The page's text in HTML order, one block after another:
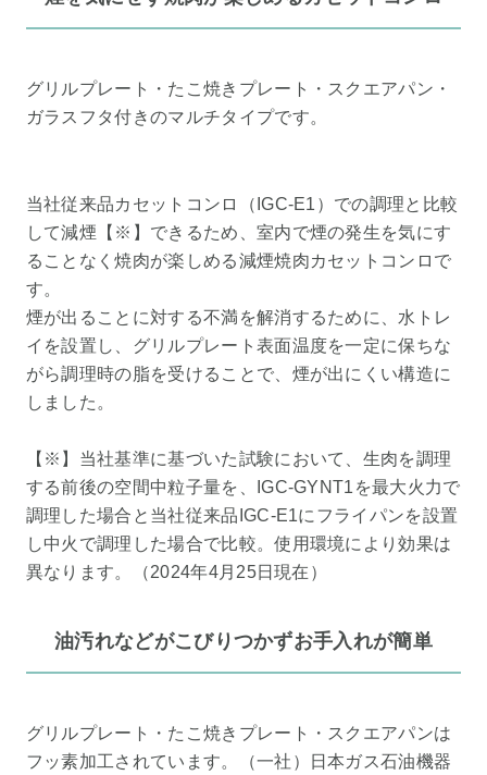
グリルプレート・たこ焼きプレート・スクエアパン・
ガラスフタ付きのマルチタイプです。
当社従来品カセットコンロ（IGC-E1）での調理と比較
して減煙【※】できるため、室内で煙の発生を気にす
ることなく焼肉が楽しめる減煙焼肉カセットコンロで
す。
煙が出ることに対する不満を解消するために、水トレ
イを設置し、グリルプレート表面温度を一定に保ちな
がら調理時の脂を受けることで、煙が出にくい構造に
しました。
【※】当社基準に基づいた試験において、生肉を調理
する前後の空間中粒子量を、IGC-GYNT1を最大火力で
調理した場合と当社従来品IGC-E1にフライパンを設置
し中火で調理した場合で比較。使用環境により効果は
異なります。（2024年4月25日現在）
油汚れなどがこびりつかずお手入れが簡単
グリルプレート・たこ焼きプレート・スクエアパンは
フッ素加工されています。（一社）日本ガス石油機器